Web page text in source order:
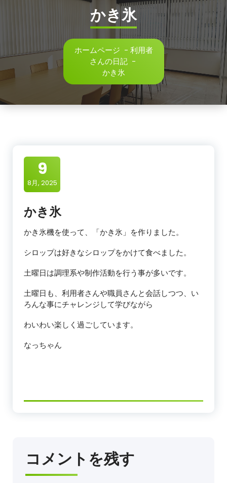
かき氷
ホームページ - 利用者
さんの日記-
かき氷
9
8月, 2025
かき氷
かき氷機を使って、「かき氷」を作りました。
シロップは好きなシロップをかけて食べました。
土曜日は調理系や制作活動を行う事が多いです。
土曜日も、利用者さんや職員さんと会話しつつ、い
ろんな事にチャレンジして学びながら
わいわい楽しく過ごしています。
なっちゃん
コメントを残す